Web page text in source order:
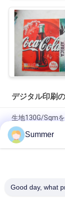
ポ
リ
デジタル印刷
生地130G/Sqm
ジタル
デジタル昇華印
機械を転がす家
Summer
Good day, what